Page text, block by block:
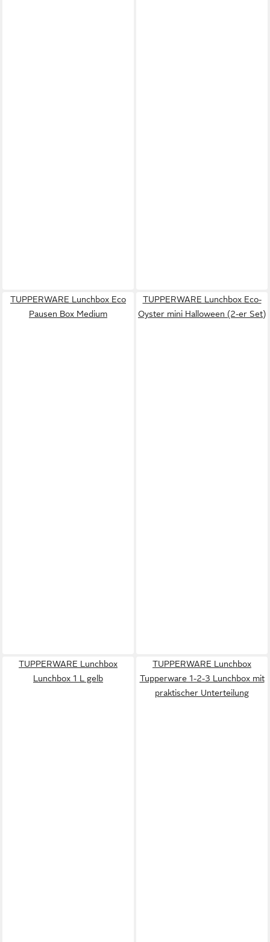
TUPPERWARE Lunchbox Eco
Pausen Box Medium
TUPPERWARE Lunchbox Eco-
Oyster mini Halloween (2-er Set)
TUPPERWARE Lunchbox
Lunchbox 1 L gelb
TUPPERWARE Lunchbox
Tupperware 1-2-3 Lunchbox mit
praktischer Unterteilung